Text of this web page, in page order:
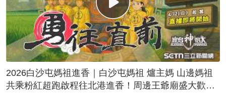
2026白沙屯媽祖進香｜白沙屯媽祖 爐主媽 山邊媽祖
共乘粉紅超跑啟程往北港進香！周邊王爺廟盛大歡